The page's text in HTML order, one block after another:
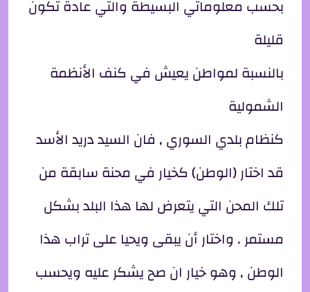
بحسب معلوماتي البسيطة والتي عادة تكون
قليلة
بالنسبة لمواطن يعيش في كنف الأنظمة
الشمولية
كنظام بلدي السوري , فان السيد دريد الأسد
قد اختار (الوطن) كخيار في محنة سابقة من
تلك المحن التي يتعرض لها هذا البلد بشكل
مستمر . واختار أن يبقى ويحيا على تراب هذا
الوطن , وهو خيار ان صح يشكر عليه ويحسب